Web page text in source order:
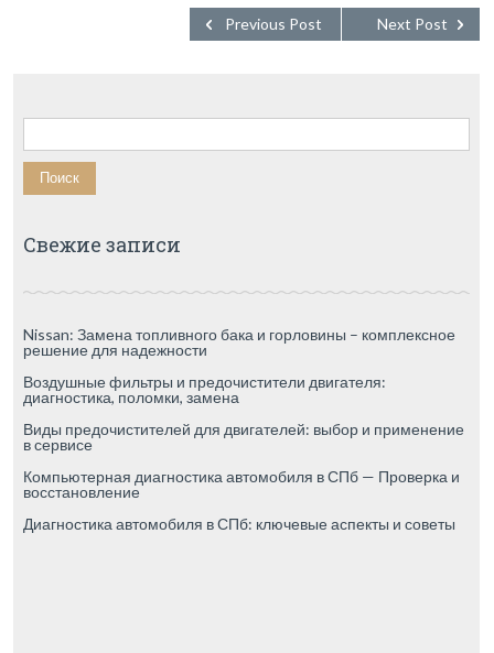
Next Post
Previous Post
Найти:
Свежие записи
Nissan: Замена топливного бака и горловины – комплексное
решение для надежности
Воздушные фильтры и предочистители двигателя:
диагностика, поломки, замена
Виды предочистителей для двигателей: выбор и применение
в сервисе
Компьютерная диагностика автомобиля в СПб — Проверка и
восстановление
Диагностика автомобиля в СПб: ключевые аспекты и советы